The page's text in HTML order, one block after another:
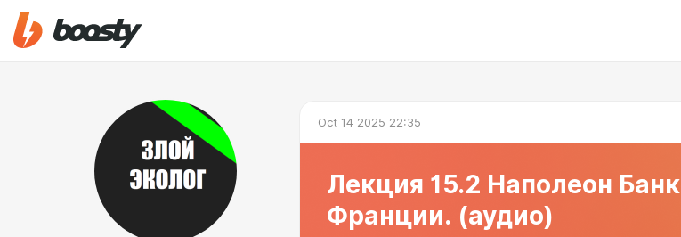
Oct 14 2025 22:35
Лекция 15.2 Наполеон Банк
Франции. (аудио)